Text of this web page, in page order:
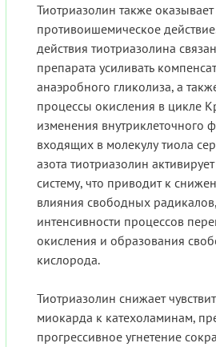
Тиотриазолин также
противоишемическое
действия тиотриазолина
препарата усиливать
анаэробного гликолиза, а
процессы окисления в цикле
изменения внутриклеточного
входящих в молекулу тиола
азота тиотриазолин
систему, что приводит к
влияния свободных
интенсивности процессов
окисления и образования
кислорода.
Тиотриазолин снижает
миокарда к катехоламинам,
прогрессивное угнетение